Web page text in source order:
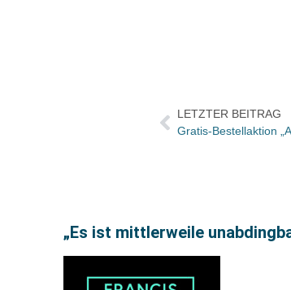
LETZTER BEITRAG
„Es ist mittlerweile